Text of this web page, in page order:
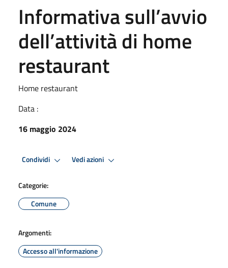
Informativa sull’avvio
dell’attività di home
restaurant
Home restaurant
Data :
16 maggio 2024
Condividi Vedi azioni
Categorie:
Comune
Argomenti:
Accesso all'informazione